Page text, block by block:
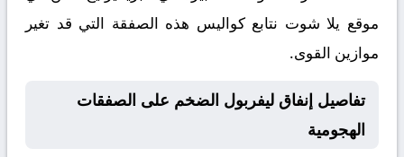
موقع يلا شوت نتابع كواليس هذه الصفقة التي قد تغير
موازين القوى.
تفاصيل إنفاق ليفربول الضخم على الصفقات
الهجومية